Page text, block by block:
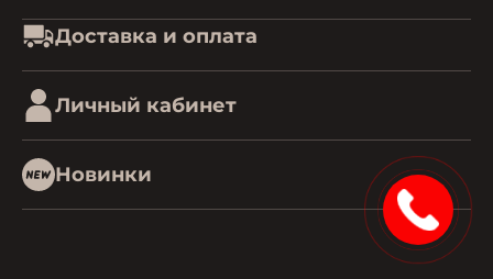
Доставка и оплата
Личный кабинет
Новинки